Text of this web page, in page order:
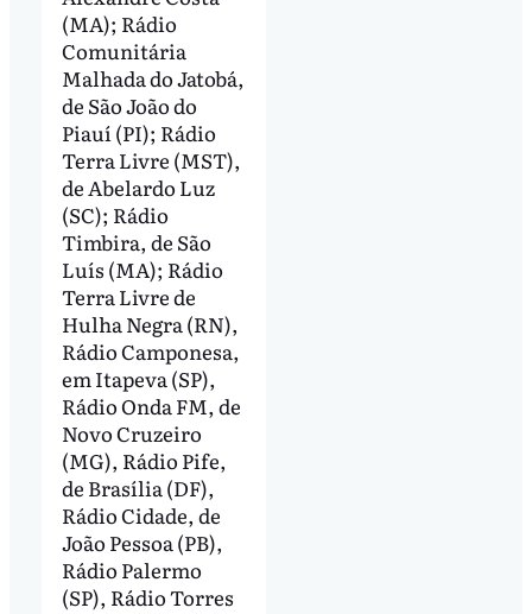
(MA); Rádio
Comunitária
Malhada do Jatobá,
de São João do
Piauí (PI); Rádio
Terra Livre (MST),
de Abelardo Luz
(SC); Rádio
Timbira, de São
Luís (MA); Rádio
Terra Livre de
Hulha Negra (RN),
Rádio Camponesa,
em Itapeva (SP),
Rádio Onda FM, de
Novo Cruzeiro
(MG), Rádio Pife,
de Brasília (DF),
Rádio Cidade, de
João Pessoa (PB),
Rádio Palermo
(SP), Rádio Torres